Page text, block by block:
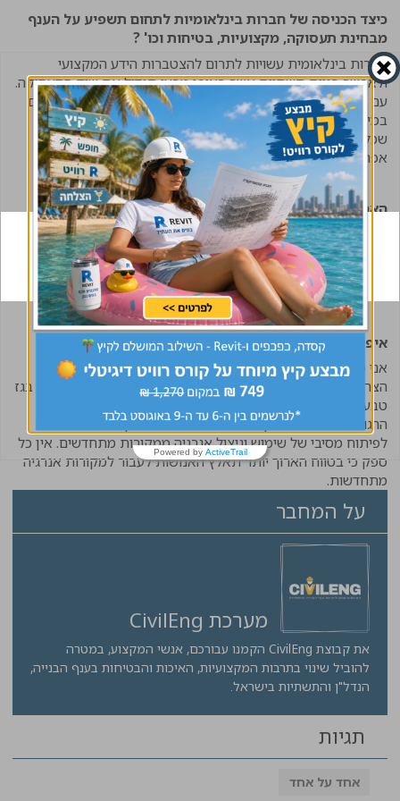
כיצד הכניסה של חברות בינלאומיות לתחום תשפיע על הענף
מבחינת תעסוקה, מקצועיות, בטיחות וכו' ?
חברות בינלאומית עשויות לתרום להצטברות הידע המקצועי
ולאפשר בניית תשתיות אשר באופן טבעי תגדיל את שוק התעסוקה.
עם זאת חייב הרגולטור לדרוש את קיום תנאי הבטיחות המקובלים
במיוחד את קיומם של סריקות גיאולוגיות וניתוחם לאור העובדה
שכל האזור רגיש לרעידות אדמה עקב הקרבה לשבר הסורי -
אפריקאי.
האם בעקבות גילוי מאגרי הגז בישראל תפחת התלות בנפט
בטווח הקרוב ?
אין ספק בכך. כבר היום קטנה במידה מסוימת התלות של ישראל
במקורות אנרגיה זרים. ברור למדי כי התלות במקורות אלה יקטן וילך
עם התרחבות ניצול מקורות הגז של המדינה.
איפה אתה רואה את ענף יישום הגז בעוד כמה שנים ?
אני מאוד מקווה שהשימוש בגז טבעי יתרחב עד כדי כך שגם
הצרכנים הפרטיים הקטנים כגון משקי בית ייהנו משימוש זול ונקי בגז
טבעי. עם זאת אני מצפה ומקווה כי בעזרת שיפור הכלכלה ישכיל
הרגולטור ביחד עם מקבלי ההחלטות לנתב חלק ממשאבים אלה
לפיתוח מסיבי של שימוש וניצול אנרגיה ממקורות מתחדשים. אין כל
ספק כי בטווח הארוך יותר תאלץ האנושות לעבור למקורות אנרגיה
מתחדשות.
על המחבר
מערכת CivilEng
את קבוצת CivilEng הקמנו עבורכם, אנשי המקצוע, במטרה
להוביל שינוי בתרבות המקצועיות, האיכות והבטיחות בענף הבנייה,
הנדל"ן והתשתיות בישראל.
תגיות
אחד על אחד
Powered by ActiveTrail